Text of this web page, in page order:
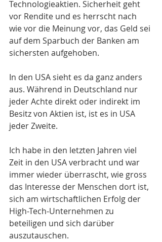
Technologieaktien. Sicherheit geht
vor Rendite und es herrscht nach
wie vor die Meinung vor, das Geld sei
auf dem Sparbuch der Banken am
sichersten aufgehoben.
In den USA sieht es da ganz anders
aus. Während in Deutschland nur
jeder Achte direkt oder indirekt im
Besitz von Aktien ist, ist es in USA
jeder Zweite.
Ich habe in den letzten Jahren viel
Zeit in den USA verbracht und war
immer wieder überrascht, wie gross
das Interesse der Menschen dort ist,
sich am wirtschaftlichen Erfolg der
High-Tech-Unternehmen zu
beteiligen und sich darüber
auszutauschen.